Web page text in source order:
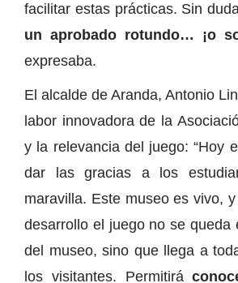
facilitar estas prácticas. Sin
un aprobado rotundo… ¡o
expresaba.
El alcalde de Aranda, Antonio
labor innovadora de la
y la relevancia del juego: “Hoy
dar las gracias a los
maravilla. Este museo es vivo,
desarrollo el juego no se queda
del museo, sino que llega a
los visitantes. Permitirá